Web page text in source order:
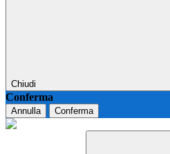
Chiudi
Conferma
Annulla Conferma